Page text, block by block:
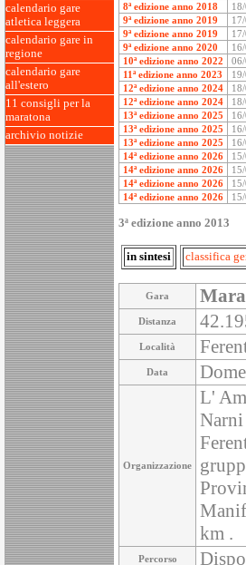
calendario gare
atletica leggera
calendario gare in
regione
calendario gare
all'estero
11 consigli per la
maratona
archivio notizie
8ª edizione anno 2018
9ª edizione anno 2019
9ª edizione anno 2019
9ª edizione anno 2020
10ª edizione anno 2022
11ª edizione anno 2023
12ª edizione anno 2024
12ª edizione anno 2024
13ª edizione anno 2025
13ª edizione anno 2025
13ª edizione anno 2025
14ª edizione anno 2026
14ª edizione anno 2026
14ª edizione anno 2026
14ª edizione anno 2026
3ª edizione anno 2013
in sintesi classifica
Gara
Distanza
Località
Data
Organizzazione
L'
km .
Percorso